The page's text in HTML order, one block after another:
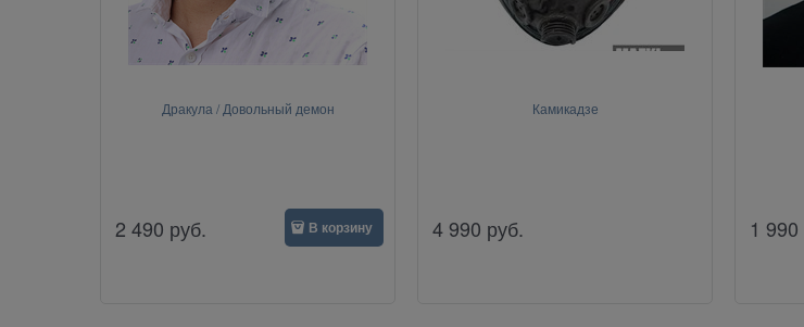
Дракула / Довольный демон
2 490 руб. В корзину
Камикадзе
4 990 руб. 1 990